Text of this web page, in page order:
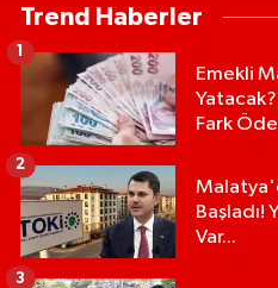
Trend Haberler
Emekli
Fark
Başladı!
Var...
2
3